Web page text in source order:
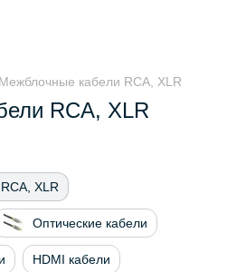
Межблочные кабели RCA, XLR
RCA, XLR
XLR
Оптические кабели
HDMI кабели